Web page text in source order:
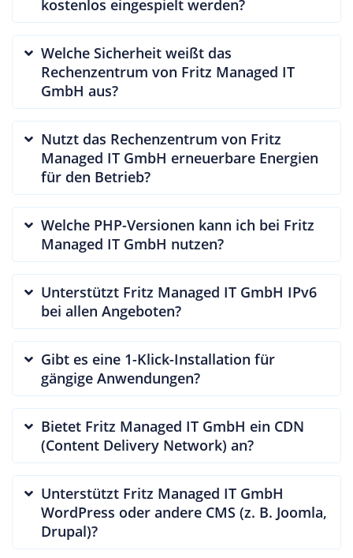
kostenlos eingespielt werden?
Welche Sicherheit weißt das
Rechenzentrum von Fritz Managed IT
GmbH aus?
Nutzt das Rechenzentrum von Fritz
Managed IT GmbH erneuerbare Energien
für den Betrieb?
Welche PHP-Versionen kann ich bei Fritz
Managed IT GmbH nutzen?
Unterstützt Fritz Managed IT GmbH IPv6
bei allen Angeboten?
Gibt es eine 1-Klick-Installation für
gängige Anwendungen?
Bietet Fritz Managed IT GmbH ein CDN
(Content Delivery Network) an?
Unterstützt Fritz Managed IT GmbH
WordPress oder andere CMS (z. B. Joomla,
Drupal)?